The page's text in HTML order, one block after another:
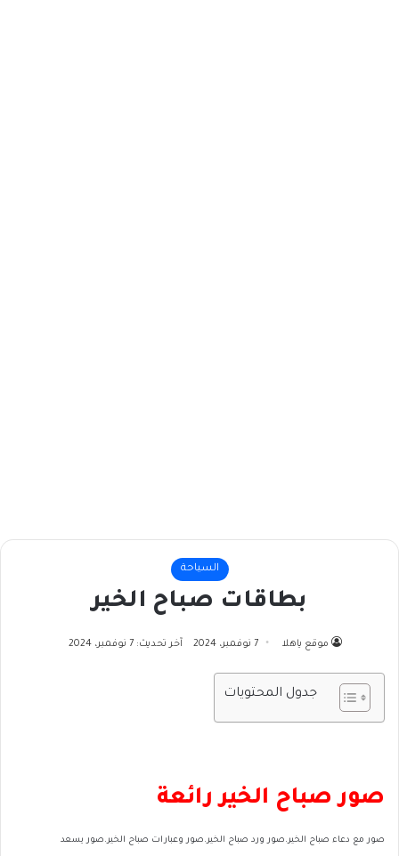
السياحة
بطاقات صباح الخير
موقع ياهلا 7 نوفمبر، 2024 آخر تحديث: 7 نوفمبر، 2024
جدول المحتويات
صور صباح الخير رائعة
صور مع دعاء صباح الخير.صور ورد صباح الخير.صور وعبارات صباح الخير.صور يسعد